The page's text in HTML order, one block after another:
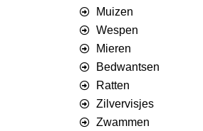
Muizen
Wespen
Mieren
Bedwantsen
Ratten
Zilvervisjes
Zwammen